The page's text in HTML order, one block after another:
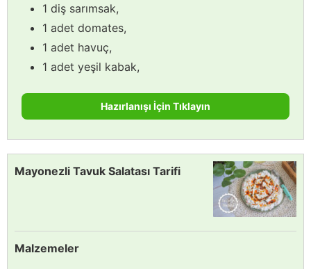
1 diş sarımsak,
1 adet domates,
1 adet havuç,
1 adet yeşil kabak,
Hazırlanışı İçin Tıklayın
Mayonezli Tavuk Salatası Tarifi
Malzemeler